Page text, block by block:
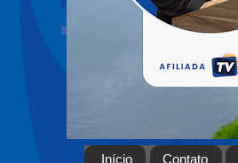
Início Contato